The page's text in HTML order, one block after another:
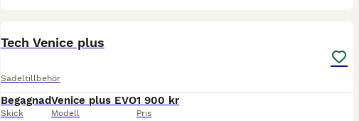
Tech Venice plus
Sadeltillbehör
Begagnad
Skick
Venice plus EVO
Modell
1 900 kr
Pris